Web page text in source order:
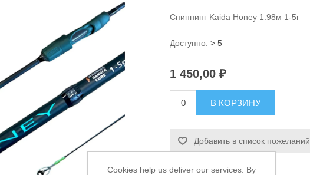
Спиннинг Kaida Honey 1.98м 1-5г
Доступно: > 5
1 450,00 ₽
В КОРЗИНУ
Добавить в список пожеланий
Сообщить другу
Cookies help us deliver our services. By